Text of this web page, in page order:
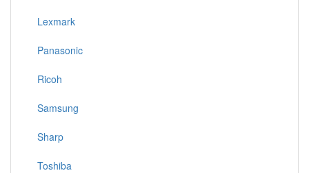
Lexmark
Panasonic
Ricoh
Samsung
Sharp
Toshiba